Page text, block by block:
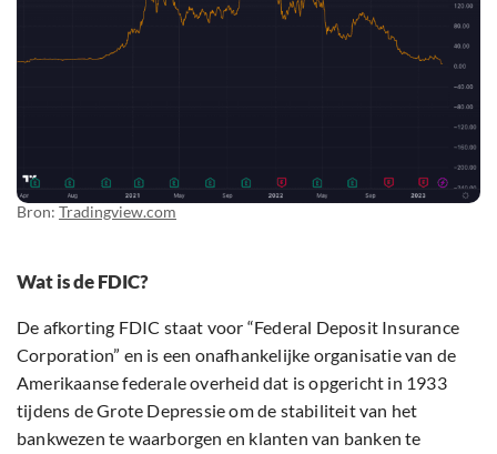
Bron: Tradingview.com
Wat is de FDIC?
De afkorting FDIC staat voor “Federal Deposit Insurance
Corporation” en is een onafhankelijke organisatie van de
Amerikaanse federale overheid dat is opgericht in 1933
tijdens de Grote Depressie om de stabiliteit van het
bankwezen te waarborgen en klanten van banken te